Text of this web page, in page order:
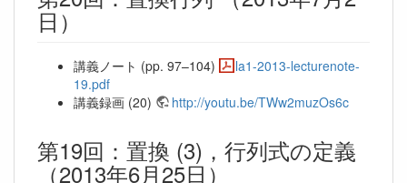
日）
講義ノート (pp. 97–104)
la1-2013-lecturenote-
19.pdf
講義録画 (20)
http://youtu.be/TWw2muzOs6c
第19回：置換 (3)，行列式の定義
（2013年6月25日）